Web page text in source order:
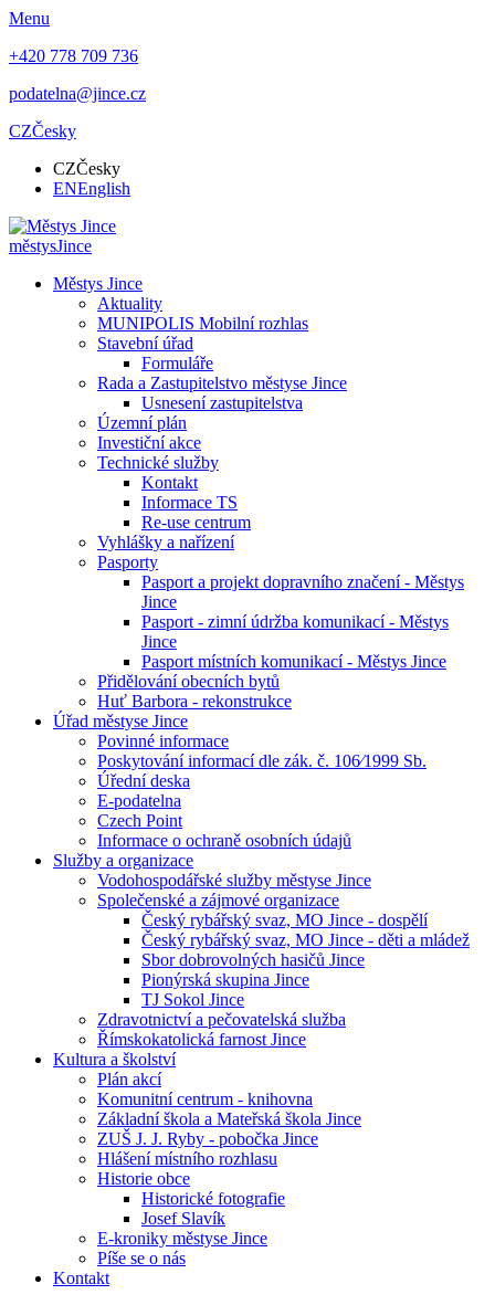
Menu
+420 778 709 736
podatelna@jince.cz
CZČesky
CZČesky
ENEnglish
městysJince
Městys Jince
Aktuality
MUNIPOLIS Mobilní rozhlas
Stavební úřad
Formuláře
Rada a Zastupitelstvo městyse Jince
Usnesení zastupitelstva
Územní plán
Investiční akce
Technické služby
Kontakt
Informace TS
Re-use centrum
Vyhlášky a nařízení
Pasporty
Pasport a projekt dopravního značení - Městys
Jince
Pasport - zimní údržba komunikací - Městys
Jince
Pasport místních komunikací - Městys Jince
Přidělování obecních bytů
Huť Barbora - rekonstrukce
Úřad městyse Jince
Povinné informace
Poskytování informací dle zák. č. 106⁄1999 Sb.
Úřední deska
E-podatelna
Czech Point
Informace o ochraně osobních údajů
Služby a organizace
Vodohospodářské služby městyse Jince
Společenské a zájmové organizace
Český rybářský svaz, MO Jince - dospělí
Český rybářský svaz, MO Jince - děti a mládež
Sbor dobrovolných hasičů Jince
Pionýrská skupina Jince
TJ Sokol Jince
Zdravotnictví a pečovatelská služba
Římskokatolická farnost Jince
Kultura a školství
Plán akcí
Komunitní centrum - knihovna
Základní škola a Mateřská škola Jince
ZUŠ J. J. Ryby - pobočka Jince
Hlášení místního rozhlasu
Historie obce
Historické fotografie
Josef Slavík
E-kroniky městyse Jince
Píše se o nás
Kontakt